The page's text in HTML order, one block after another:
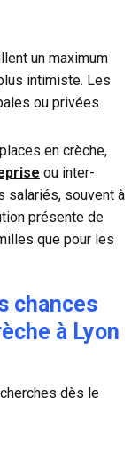
un maximum
intimiste. Les
ou privées.
en crèche,
ou inter-
salariés, souvent à
présente de
que pour les
chances
à Lyon
dès le